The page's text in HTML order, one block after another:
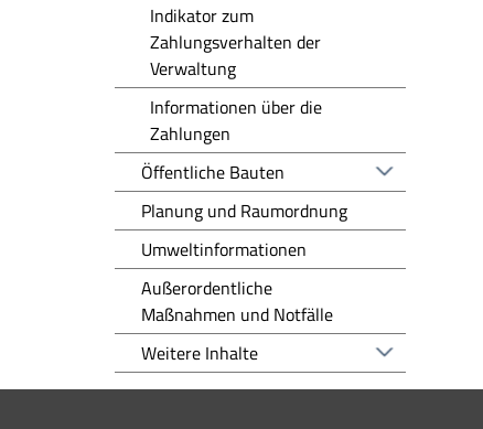
Indikator zum
Zahlungsverhalten der
Verwaltung
Informationen über die
Zahlungen
Öffentliche Bauten
Planung und Raumordnung
Umweltinformationen
Außerordentliche
Maßnahmen und Notfälle
Weitere Inhalte